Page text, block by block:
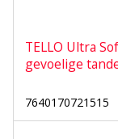
TELLO Ultra
gevoelige
7640170721515